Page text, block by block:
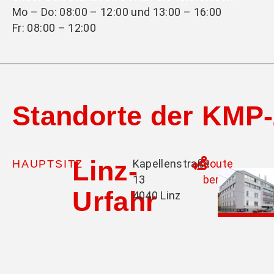
Mo – Do: 08:00 – 12:00 und 13:00 – 16:00
Fr: 08:00 – 12:00
Standorte der
HAUPTSITZLinz-
Urfahr
Kapellenstraße
13
4040 Linz
Route
berechnen